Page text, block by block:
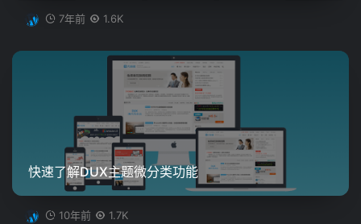
7年前 1.6K
快速了解DUX主题微分类功能
10年前 1.7K